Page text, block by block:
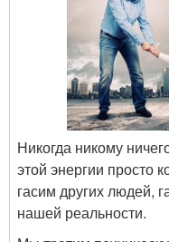
Никогда никому
этой энергии просто
гасим других людей,
нашей реальности.